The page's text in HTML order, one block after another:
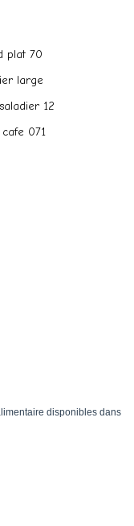
disponibles dans